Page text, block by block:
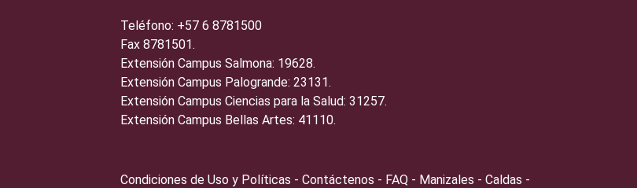
Teléfono: +57 6 8781500
Fax 8781501.
Extensión Campus Salmona: 19628.
Extensión Campus Palogrande: 23131.
Extensión Campus Ciencias para la Salud: 31257.
Extensión Campus Bellas Artes: 41110.
Condiciones de Uso y Políticas - Contáctenos - FAQ - Manizales - Caldas -